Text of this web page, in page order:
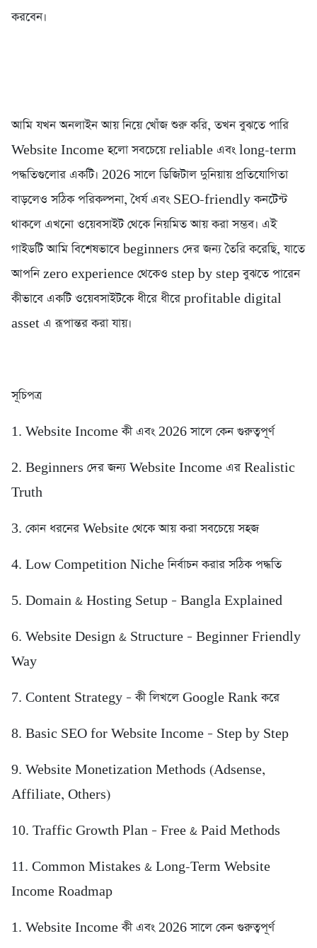
করবেন।
আমি যখন অনলাইন আয় নিয়ে খোঁজ শুরু করি, তখন বুঝতে পারি
Website Income হলো সবচেয়ে reliable এবং long-term
পদ্ধতিগুলোর একটি। 2026 সালে ডিজিটাল দুনিয়ায় প্রতিযোগিতা
বাড়লেও সঠিক পরিকল্পনা, ধৈর্য এবং SEO-friendly কনটেন্ট
থাকলে এখনো ওয়েবসাইট থেকে নিয়মিত আয় করা সম্ভব। এই
গাইডটি আমি বিশেষভাবে beginners দের জন্য তৈরি করেছি, যাতে
আপনি zero experience থেকেও step by step বুঝতে পারেন
কীভাবে একটি ওয়েবসাইটকে ধীরে ধীরে profitable digital
asset এ রূপান্তর করা যায়।
সূচিপত্র
1. Website Income কী এবং 2026 সালে কেন গুরুত্বপূর্ণ
2. Beginners দের জন্য Website Income এর Realistic
Truth
3. কোন ধরনের Website থেকে আয় করা সবচেয়ে সহজ
4. Low Competition Niche নির্বাচন করার সঠিক পদ্ধতি
5. Domain & Hosting Setup – Bangla Explained
6. Website Design & Structure – Beginner Friendly
Way
7. Content Strategy – কী লিখলে Google Rank করে
8. Basic SEO for Website Income – Step by Step
9. Website Monetization Methods (Adsense,
Affiliate, Others)
10. Traffic Growth Plan – Free & Paid Methods
11. Common Mistakes & Long-Term Website
Income Roadmap
1. Website Income কী এবং 2026 সালে কেন গুরুত্বপূর্ণ